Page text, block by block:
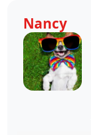
Nancy